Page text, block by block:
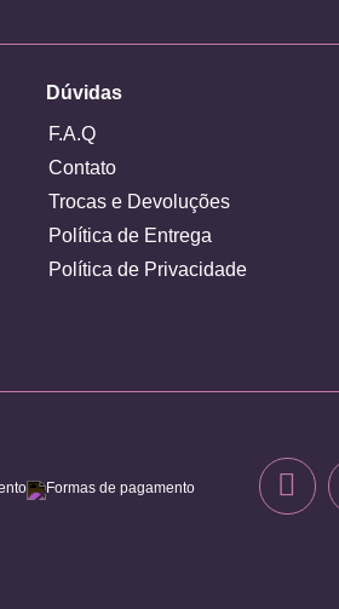
Dúvidas
F.A.Q
Contato
Trocas e Devoluções
Política de Entrega
Política de Privacidade